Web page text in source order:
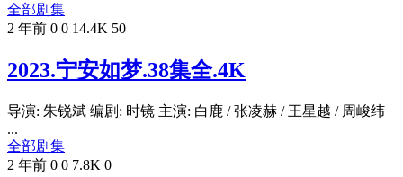
全部剧集
2 年前 0 0 14.4K 50
2023.宁安如梦.38集全.4K
导演: 朱锐斌 编剧: 时镜 主演: 白鹿 / 张凌赫 / 王星越 / 周峻纬
...
全部剧集
2 年前 0 0 7.8K 0